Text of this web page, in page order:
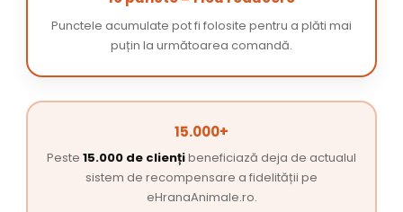
Punctele acumulate pot fi folosite pentru a plăti mai
puțin la următoarea comandă.
15.000+
Peste 15.000 de cliențibeneficiază deja de actualul
sistem de recompensare a fidelității pe
eHranaAnimale.ro.